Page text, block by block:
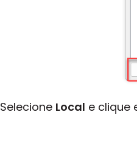
Selecione Local e clique